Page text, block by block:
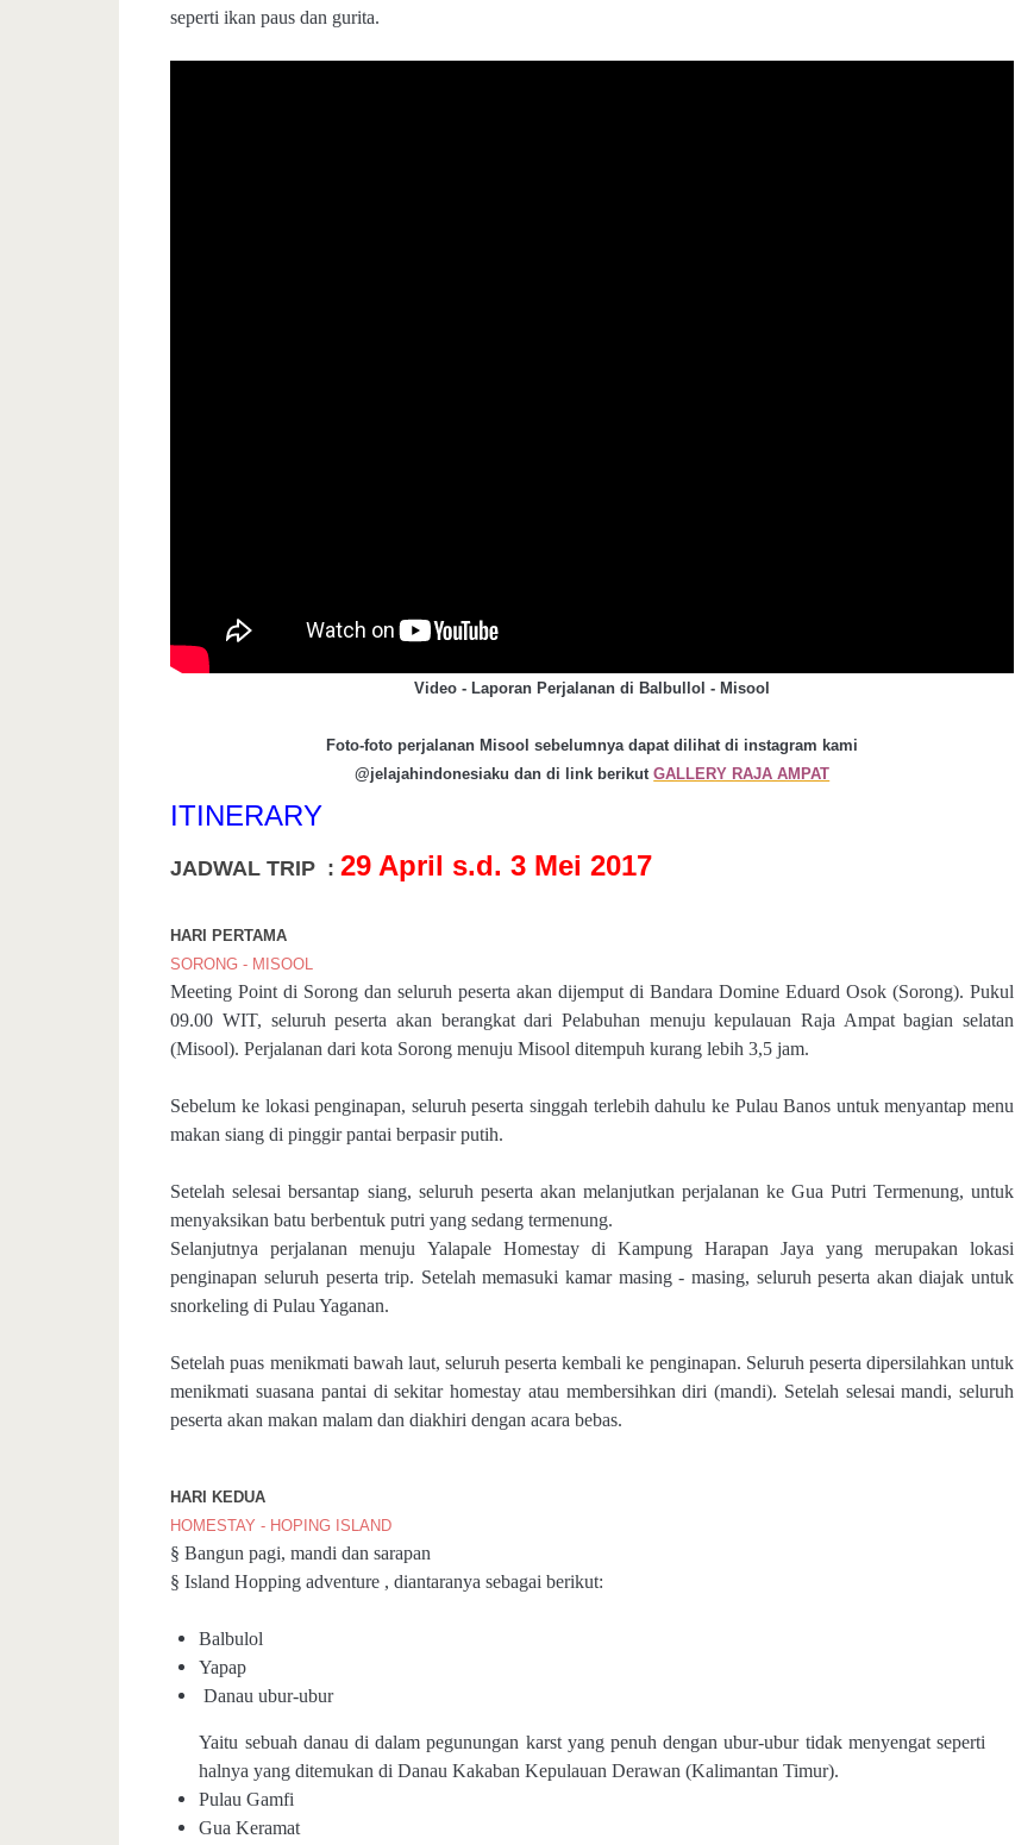
seperti ikan paus dan gurita.
Video - Laporan Perjalanan di Balbullol - Misool
Foto-foto perjalanan Misool sebelumnya dapat dilihat di instagram kami
@jelajahindonesiaku dan di link berikutGALLERY RAJA AMPAT
ITINERARY
JADWAL TRIP :29 April s.d. 3 Mei 2017
HARI PERTAMA
SORONG - MISOOL
Meeting Point di Sorong dan seluruh peserta akan dijemput di Bandara Domine Eduard Osok (Sorong). Pukul
09.00 WIT, seluruh peserta akan berangkat dari Pelabuhan menuju kepulauan Raja Ampat bagian selatan
(Misool). Perjalanan dari kota Sorong menuju Misool ditempuh kurang lebih 3,5 jam.
Sebelum ke lokasi penginapan, seluruh peserta singgah terlebih dahulu ke Pulau Banos untuk menyantap menu
makan siang di pinggir pantai berpasir putih.
Setelah selesai bersantap siang, seluruh peserta akan melanjutkan perjalanan ke Gua Putri Termenung, untuk
menyaksikan batu berbentuk putri yang sedang termenung.
Selanjutnya perjalanan menuju Yalapale Homestay di Kampung Harapan Jaya yang merupakan lokasi
penginapan seluruh peserta trip. Setelah memasuki kamar masing - masing, seluruh peserta akan diajak untuk
snorkeling di Pulau Yaganan.
Setelah puas menikmati bawah laut, seluruh peserta kembali ke penginapan. Seluruh peserta dipersilahkan untuk
menikmati suasana pantai di sekitar homestay atau membersihkan diri (mandi). Setelah selesai mandi, seluruh
peserta akan makan malam dan diakhiri dengan acara bebas.
HARI KEDUA
HOMESTAY - HOPING ISLAN D
§ Bangun pagi, mandi dan sarapan
§ Island Hopping adventure , diantaranya sebagai berikut:
Balbulol
Yapap
Danau ubur-ubur
Yaitu sebuah danau di dalam pegunungan karst yang penuh dengan ubur-ubur tidak menyengat seperti
halnya yang ditemukan di Danau Kakaban Kepulauan Derawan (Kalimantan Timur).
Pulau Gamfi
Gua Keramat